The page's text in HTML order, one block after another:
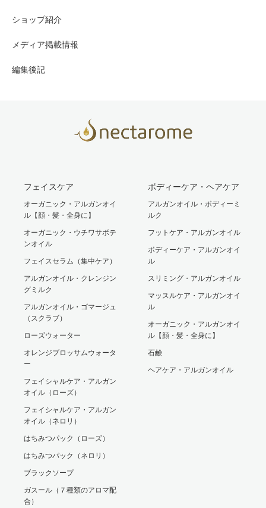
ショップ紹介
メディア掲載情報
編集後記
フェイスケア
オーガニック・アルガンオイ
ル【顔・髪・全身に】
オーガニック・ウチワサボテ
ンオイル
フェイスセラム（集中ケア）
アルガンオイル・クレンジン
グミルク
アルガンオイル・ゴマージュ
（スクラブ）
ローズウォーター
オレンジブロッサムウォータ
ー
フェイシャルケア・アルガン
オイル（ローズ）
フェイシャルケア・アルガン
オイル（ネロリ）
はちみつパック（ローズ）
はちみつパック（ネロリ）
ブラックソープ
ガスール（７種類のアロマ配
合）
ボディーケア・ヘアケア
アルガンオイル・ボディーミ
ルク
フットケア・アルガンオイル
ボディーケア・アルガンオイ
ル
スリミング・アルガンオイル
マッスルケア・アルガンオイ
ル
オーガニック・アルガンオイ
ル【顔・髪・全身に】
石鹸
ヘアケア・アルガンオイル